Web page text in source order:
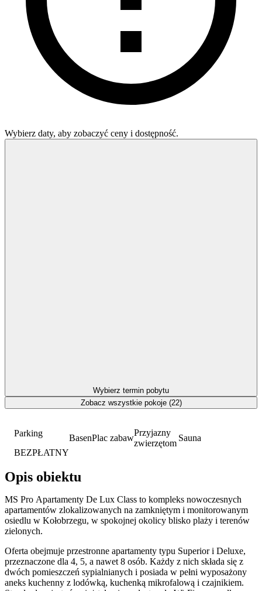
Parking
BEZPŁATNY
BasenPlac zabaw
Przyjazny
zwierzętom
Sauna
Opis obiektu
MS Pro Apartamenty De Lux Class to kompleks nowoczesnych
apartamentów zlokalizowanych na zamkniętym i monitorowanym
osiedlu w Kołobrzegu, w spokojnej okolicy blisko plaży i terenów
zielonych.
Oferta obejmuje przestronne apartamenty typu Superior i Deluxe,
przeznaczone dla 4, 5, a nawet 8 osób. Każdy z nich składa się z
dwóch pomieszczeń sypialnianych i posiada w pełni wyposażony
aneks kuchenny z lodówką, kuchenką mikrofalową i czajnikiem.
Wybierz daty, aby zobaczyć ceny i dostępność.
Wybierz termin pobytu
Zobacz wszystkie pokoje (22)